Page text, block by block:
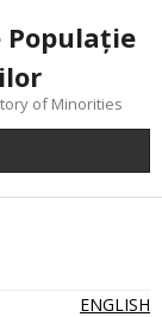
Populaţie
of Minorities
ENGLISH